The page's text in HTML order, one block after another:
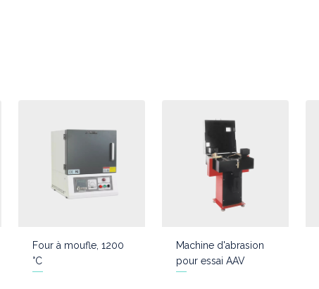
Four à moufle, 1200
°C
Machine d'abrasion
pour essai AAV